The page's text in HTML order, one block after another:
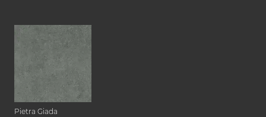
Pietra Giada